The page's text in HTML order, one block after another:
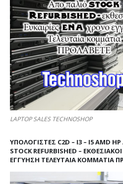
LAPTOP SALES TECHNOSHOP
ΥΠΟΛΟΓΙΣΤΕΣ C2D – I3 – I5 AMD
STOCK REFURBISHED –
ΕΓΓΎΗΣΗ ΤΕΛΕΥΤΑΊΑ ΚΟΜΜΆΤΙΑ